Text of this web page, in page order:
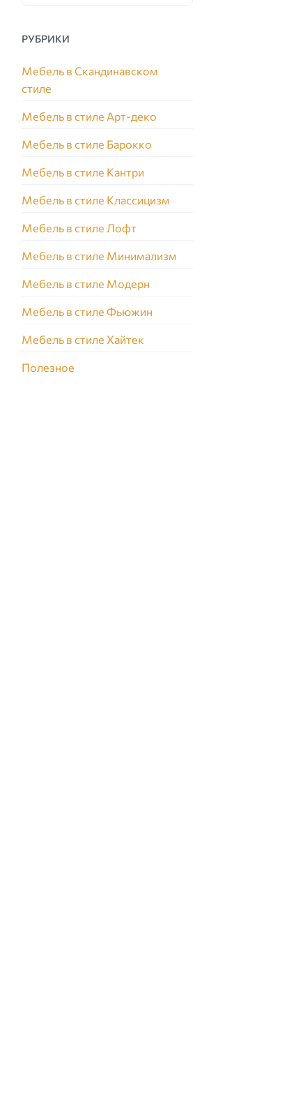
РУБРИКИ
Мебель в Скандинавском
стиле
Мебель в стиле Арт-деко
Мебель в стиле Барокко
Мебель в стиле Кантри
Мебель в стиле Классицизм
Мебель в стиле Лофт
Мебель в стиле Минимализм
Мебель в стиле Модерн
Мебель в стиле Фьюжин
Мебель в стиле Хайтек
Полезное